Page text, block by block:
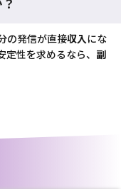
の発信が直接収入にな
性を求めるなら、 副